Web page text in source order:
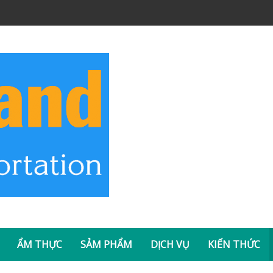
ẨM THỰC SẢM PHẨM DỊCH VỤ KIẾN THỨC